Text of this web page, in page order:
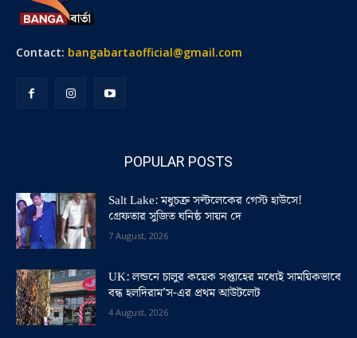
Contact: bangabartaofficial@gmail.com
POPULAR POSTS
Salt Lake: মধুচক্র সল্টলেকের গেস্ট হাউসে!
গ্রেফতার সুজিত ঘনিষ্ঠ সায়ন দে
7 August, 2026
UK: লন্ডনে চালুর কয়েক সপ্তাহের মধ্যেই সাময়িকভাবে
বন্ধ হলদিরাম’স-এর প্রথম আউটলেট
4 August, 2026